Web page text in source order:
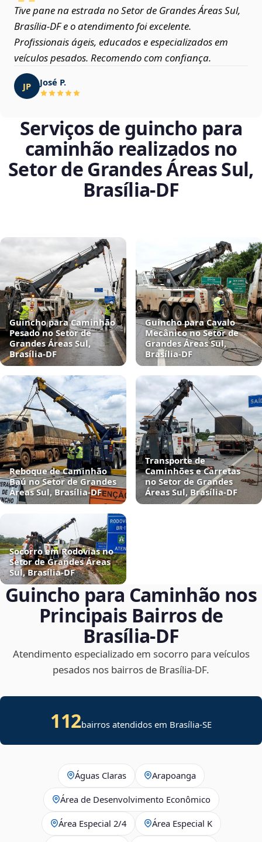
Tive pane na estrada no Setor de Grandes Áreas Sul,
Brasília‑DF e o atendimento foi excelente.
Profissionais ágeis, educados e especializados em
veículos pesados. Recomendo com confiança.
JP José P.
Serviços de guincho para
caminhão realizados no
Setor de Grandes Áreas Sul,
Brasília‑DF
Guincho para Caminhão
Pesado no Setor de
Grandes Áreas Sul,
Brasília‑DF
Guincho para Cavalo
Mecânico no Setor de
Grandes Áreas Sul,
Brasília‑DF
Reboque de Caminhão
Baú no Setor de Grandes
Áreas Sul, Brasília‑DF
Transporte de
Caminhões e Carretas
no Setor de Grandes
Áreas Sul, Brasília‑DF
Socorro em Rodovias no
Setor de Grandes Áreas
Sul, Brasília‑DF
Guincho para Caminhão nos
Principais Bairros de
Brasília‑DF
Atendimento especializado em socorro para veículos
pesados nos bairros de Brasília‑DF.
112bairros atendidos em Brasília-SE
Águas Claras Arapoanga
Área de Desenvolvimento Econômico
Área Especial 2/4 Área Especial K